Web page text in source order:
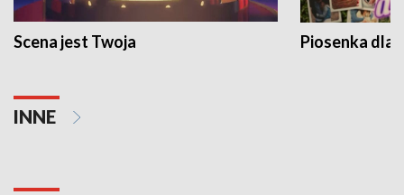
Scena jest Twoja Piosenka dla
INNE